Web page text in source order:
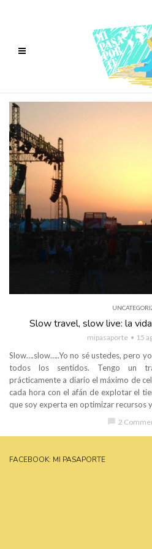
Slow travel, slow live: la
mipasaporte 15
Slow….slow…..Yo no sé ustedes, pero
todos los sentidos. Tengo un
prácticamente a diario el máximo de
cada hora con el afán de explotar el
que soy experta en optimizar recursos
2
FACEBOOK: MI PASAPORTE